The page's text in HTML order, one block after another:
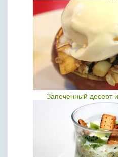
Запеченный десерт